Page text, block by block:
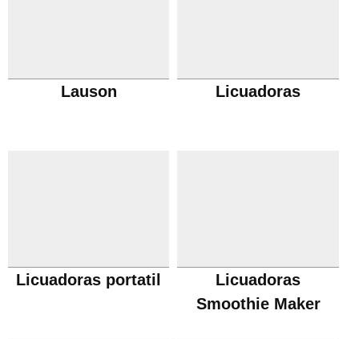
Lauson Licuadoras
Licuadoras portatil
Licuadoras
Smoothie Maker